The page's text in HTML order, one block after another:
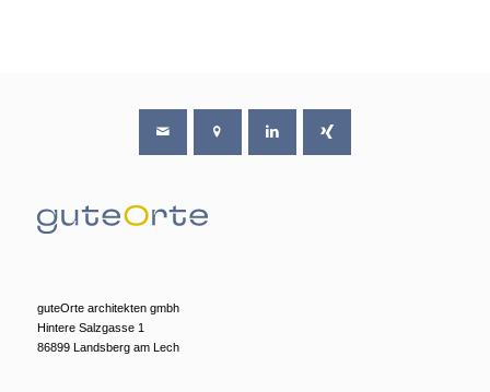
guteOrte architekten gmbh
Hintere Salzgasse 1
86899 Landsberg am Lech